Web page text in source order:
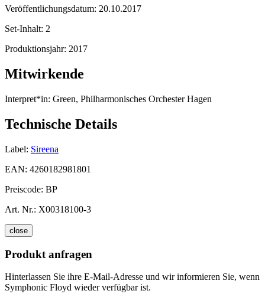
Veröffentlichungsdatum: 20.10.2017
Set-Inhalt: 2
Produktionsjahr: 2017
Mitwirkende
Interpret*in: Green, Philharmonisches Orchester Hagen
Technische Details
Label: Sireena
EAN: 4260182981801
Preiscode: BP
Art. Nr.: X00318100-3
close
Produkt anfragen
Hinterlassen Sie ihre E-Mail-Adresse und wir informieren Sie, wenn
Symphonic Floyd wieder verfügbar ist.